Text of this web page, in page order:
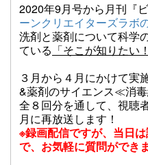
2020年9月号から月刊『
ーンクリエイターズラボ
洗剤と薬剤について科学
ている 「そこが知りたい
３月から４月にかけて実
&薬剤のサイエンス≪消毒
全８回分を通して、視聴
月に再放送します！
※録画配信ですが、当日
で、お気軽に質問ができ